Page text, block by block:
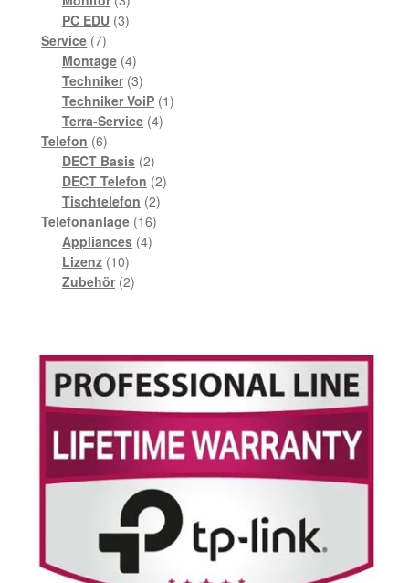
Produkte
PC EDU 33
Service 77
Produkte
Montage 44
Produkte
Techniker 33
Produkte
Techniker VoiP 11
Terra-Service 44
Telefon 66
Produkte
DECT Basis 22
Produkte
DECT Telefon 22
Tischtelefon 22
Produkte
Telefonanlage 1616
Appliances 44
Lizenz 1010
Produkte
Zubehör 22